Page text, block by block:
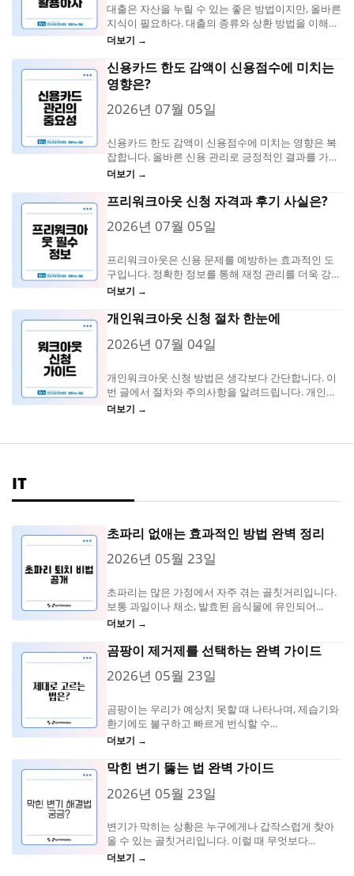
대출은 자산을 누릴 수 있는 좋은 방법이지만, 올바른
지식이 필요하다. 대출의 종류와 상환 방법을 이해하
면 현명한 선택을 할...
더보기 →
신용카드 한도 감액이 신용점수에 미치는
영향은?
2026년 07월 05일
신용카드 한도 감액이 신용점수에 미치는 영향은 복
잡합니다. 올바른 신용 관리로 긍정적인 결과를 가져
올 수 있습니다. 신용카드 한도 감액과...
더보기 →
프리워크아웃 신청 자격과 후기 사실은?
2026년 07월 05일
프리워크아웃은 신용 문제를 예방하는 효과적인 도
구입니다. 정확한 정보를 통해 재정 관리를 더욱 강화
하세요. 프리워크아웃의 개념과 필요성 프리워크아
더보기 →
개인워크아웃 신청 절차 한눈에
2026년 07월 04일
개인워크아웃 신청 방법은 생각보다 간단합니다. 이
번 글에서 절차와 주의사항을 알려드립니다. 개인워
크아웃 첫 단계 상담 개인워크아웃은 경제적으로 어
더보기 →
IT
초파리 없애는 효과적인 방법 완벽 정리
2026년 05월 23일
초파리는 많은 가정에서 자주 겪는 골칫거리입니다.
보통 과일이나 채소, 발효된 음식물에 유인되어...
더보기 →
곰팡이 제거제를 선택하는 완벽 가이드
2026년 05월 23일
곰팡이는 우리가 예상치 못할 때 나타나며, 제습기와
환기에도 불구하고 빠르게 번식할 수...
더보기 →
막힌 변기 뚫는 법 완벽 가이드
2026년 05월 23일
변기가 막히는 상황은 누구에게나 갑작스럽게 찾아
올 수 있는 골칫거리입니다. 이럴 때 무엇보다...
더보기 →